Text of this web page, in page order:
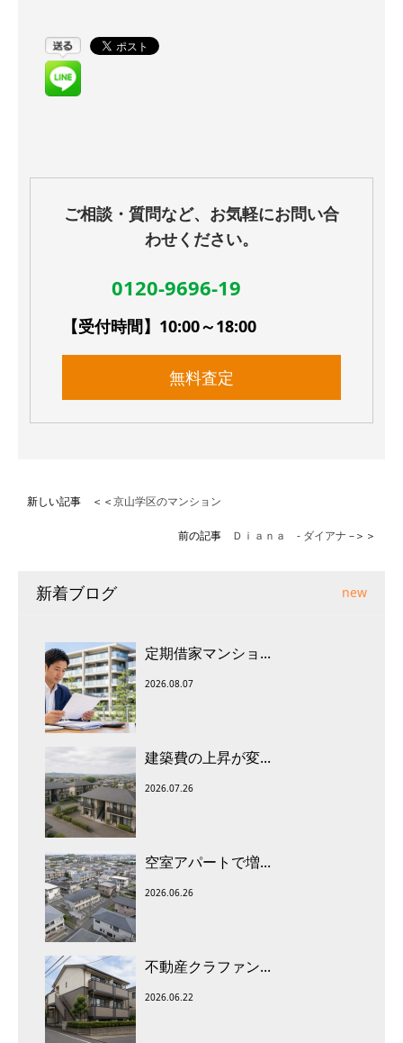
ご相談・質問など、お気軽にお問い合
わせください。
0120-9696-19
【受付時間】10:00～18:00
無料査定
新しい記事 ＜＜京山学区のマンション
前の記事 Ｄｉａｎａ - ダイアナ –＞＞
新着ブログ new
定期借家マンショ...
2026.08.07
建築費の上昇が変...
2026.07.26
空室アパートで増...
2026.06.26
不動産クラファン...
2026.06.22